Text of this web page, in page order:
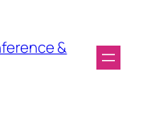
&